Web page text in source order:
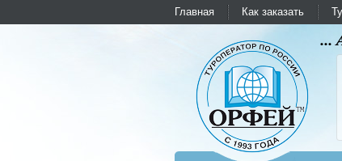
Главная Как заказать
...